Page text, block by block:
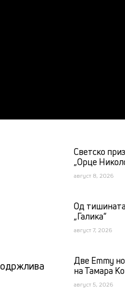
одржлива
Светско
„Орце
август 8, 2026
Од тишината
„Галика“
август 7, 2026
Две Emmy
на Тамара
август 5, 2026